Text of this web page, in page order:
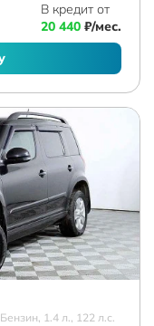
В кредит от
20 440 ₽/мес.
1.4 л., 122 л.с.